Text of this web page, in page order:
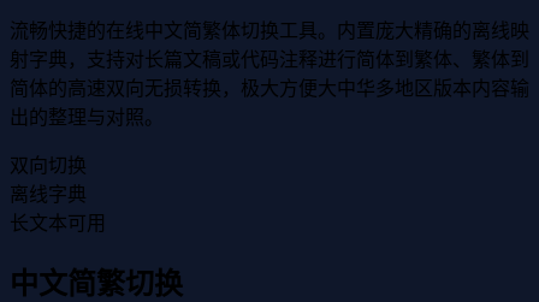
流畅快捷的在线中文简繁体切换工具。内置庞大精确的离线映
射字典，支持对长篇文稿或代码注释进行简体到繁体、繁体到
简体的高速双向无损转换，极大方便大中华多地区版本内容输
出的整理与对照。
双向切换
离线字典
长文本可用
中文简繁切换